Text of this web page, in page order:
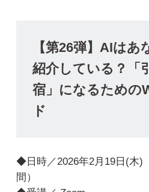
【第26弾】AIはあ
紹介している？「
宿」になるための
ド
◆日時／2026年2月19日(木)
間）